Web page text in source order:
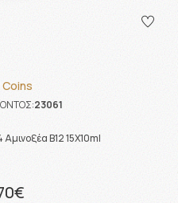
23061
Β12 15X10ml